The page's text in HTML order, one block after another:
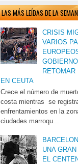
LAS MÁS LEÍDAS DE LA
CRISIS
VARIOS
RETOMAR
EN CEUTA
Crece el número de
costa mientras se
enfrentamientos en la
ciudades marroqu...
UNA
EL